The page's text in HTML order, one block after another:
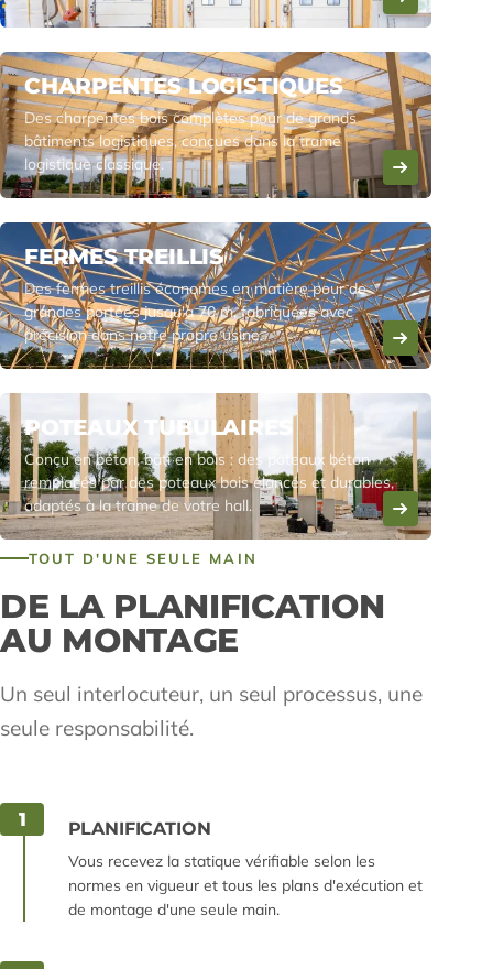
CHARPENTES LOGISTIQUES
Des charpentes bois complètes pour de grands
bâtiments logistiques, conçues dans la trame
logistique classique.
FERMES TREILLIS
Des fermes treillis économes en matière pour de
grandes portées jusqu'à 70 m, fabriquées avec
précision dans notre propre usine.
POTEAUX TUBULAIRES
Conçu en béton, bâti en bois : des poteaux béton
remplacés par des poteaux bois élancés et durables,
adaptés à la trame de votre hall.
TOUT D'UNE SEULE MAIN
DE LA PLANIFICATION
AU MONTAGE
Un seul interlocuteur, un seul processus, une
seule responsabilité.
1 PLANIFICATION
Vous recevez la statique vérifiable selon les
normes en vigueur et tous les plans d'exécution et
de montage d'une seule main.